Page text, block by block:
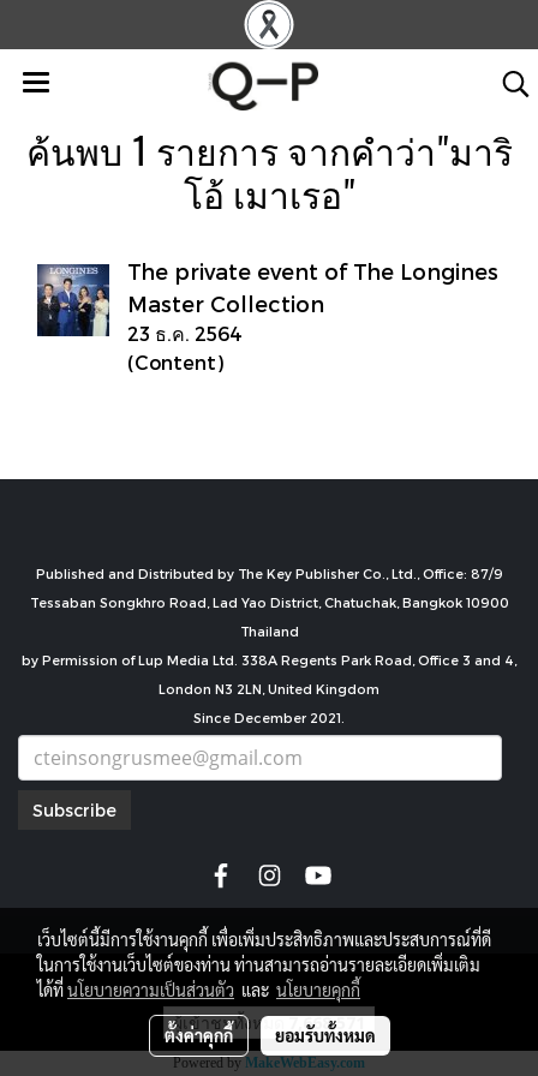
ค้นพบ 1 รายการ จากคำว่า"มาริ
โอ้ เมาเรอ"
The private event of The Longines
Master Collection
23 ธ.ค. 2564
(Content)
Published and Distributed by The Key Publisher Co., Ltd., Office: 87/9
Tessaban Songkhro Road, Lad Yao District, Chatuchak, Bangkok 10900
Thailand
by Permission of Lup Media Ltd. 338A Regents Park Road, Office 3 and 4,
London N3 2LN, United Kingdom
Since December 2021.
Subscribe
copyright by
ผู้เข้าชมทั้งหมด7,668,571
Powered byMakeWebEasy.com
เว็บไซต์นี้มีการใช้งานคุกกี้ เพื่อเพิ่มประสิทธิภาพและประสบการณ์ที่ดี
ในการใช้งานเว็บไซต์ของท่าน ท่านสามารถอ่านรายละเอียดเพิ่มเติม
ได้ที่นโยบายความเป็นส่วนตัว และ นโยบายคุกกี้
ตั้งค่าคุกกี้ ยอมรับทั้งหมด